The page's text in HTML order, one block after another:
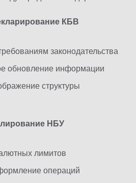
КБВ
законодательства
обновление информации
структуры
НБУ
лимитов
операций